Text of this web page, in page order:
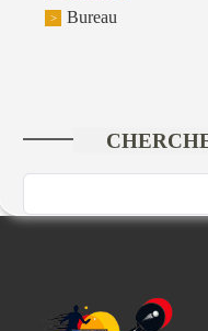
Bureau